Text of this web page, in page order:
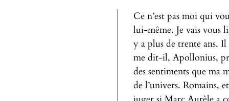
Ce n’est pas moi qui
lui-même. Je vais vous
y a plus de trente ans.
me dit-il, Apollonius,
des sentiments que ma
de l’univers. Romains,